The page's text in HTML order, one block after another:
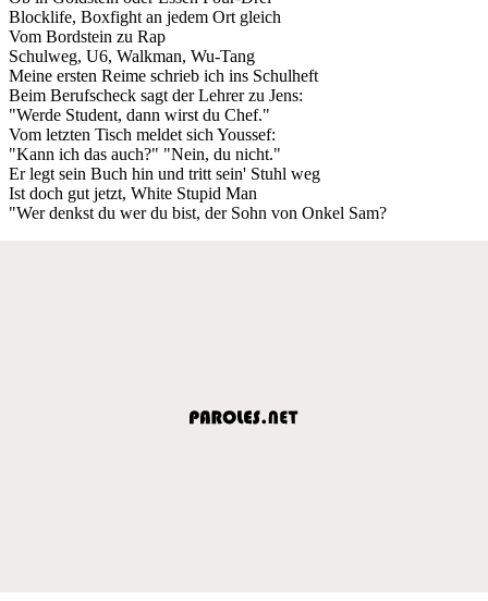
Blocklife, Boxfight an jedem Ort gleich
Vom Bordstein zu Rap
Schulweg, U6, Walkman, Wu-Tang
Meine ersten Reime schrieb ich ins Schulheft
Beim Berufscheck sagt der Lehrer zu Jens:
"Werde Student, dann wirst du Chef."
Vom letzten Tisch meldet sich Youssef:
"Kann ich das auch?" "Nein, du nicht."
Er legt sein Buch hin und tritt sein' Stuhl weg
Ist doch gut jetzt, White Stupid Man
"Wer denkst du wer du bist, der Sohn von Onkel Sam?